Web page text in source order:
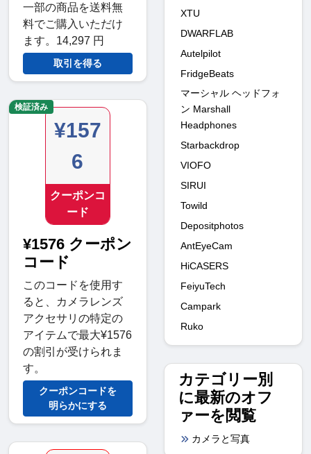
一部の商品を送料無
料でご購入いただけ
ます。14,297 円
取引を得る
¥157
6
クーポンコ
ード
¥1576 クーポン
コード
このコードを使用す
ると、カメラレンズ
アクセサリの特定の
アイテムで最大¥1576
の割引が受けられま
す。
クーポンコードを
明らかにする
検証済み
XTU
DWARFLAB
Autelpilot
FridgeBeats
マーシャル ヘッドフォ
ン Marshall
Headphones
Starbackdrop
VIOFO
SIRUI
Towild
Depositphotos
AntEyeCam
HiCASERS
FeiyuTech
Campark
Ruko
カテゴリー別
に最新のオフ
ァーを閲覧
カメラと写真